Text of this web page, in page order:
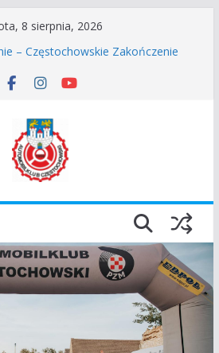
8 sierpnia, 2026
Rozpoczęcie Sezonu 2026
– Częstochowskie Zakończenie
Częstochowski zostaje odwołany.
Classic Sprint o Puchar Prezydenta